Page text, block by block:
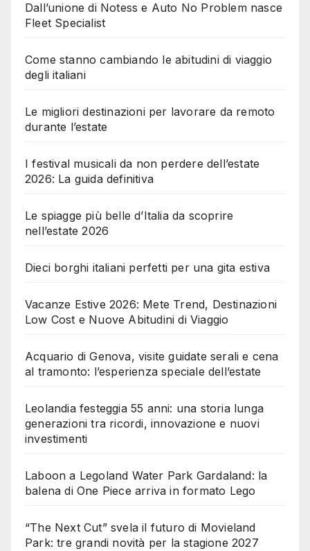
Dall’unione di Notess e Auto No Problem nasce
Fleet Specialist
Come stanno cambiando le abitudini di viaggio
degli italiani
Le migliori destinazioni per lavorare da remoto
durante l’estate
I festival musicali da non perdere dell’estate
2026: La guida definitiva
Le spiagge più belle d’Italia da scoprire
nell’estate 2026
Dieci borghi italiani perfetti per una gita estiva
Vacanze Estive 2026: Mete Trend, Destinazioni
Low Cost e Nuove Abitudini di Viaggio
Acquario di Genova, visite guidate serali e cena
al tramonto: l’esperienza speciale dell’estate
Leolandia festeggia 55 anni: una storia lunga
generazioni tra ricordi, innovazione e nuovi
investimenti
Laboon a Legoland Water Park Gardaland: la
balena di One Piece arriva in formato Lego
“The Next Cut” svela il futuro di Movieland
Park: tre grandi novità per la stagione 2027